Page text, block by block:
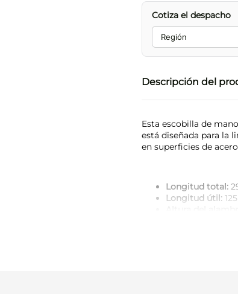
Cotiza el despacho
Descripción del
Esta escobilla de mano
está diseñada para la
en superficies de
Longitud total:
Longitud útil: